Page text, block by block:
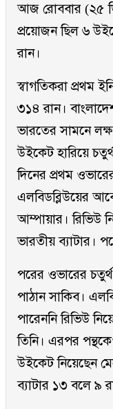
আজ রোববার (২৫
প্রয়োজন ছিল ৬
রান।
স্বাগতিকরা প্রথম
৩১৪ রান।
ভারতের সামনে
উইকেট হারিয়ে
দিনের প্রথম
এলবিডব্লিউয়ের
আম্পায়ার। রিভিউ
ভারতীয় ব্যাটার।
পরের ওভারের
পাঠান সাকিব।
পারেননি রিভিউ
তিনি। এরপর
উইকেট নিয়েছেন
ব্যাটার ১৩ বলে ৯